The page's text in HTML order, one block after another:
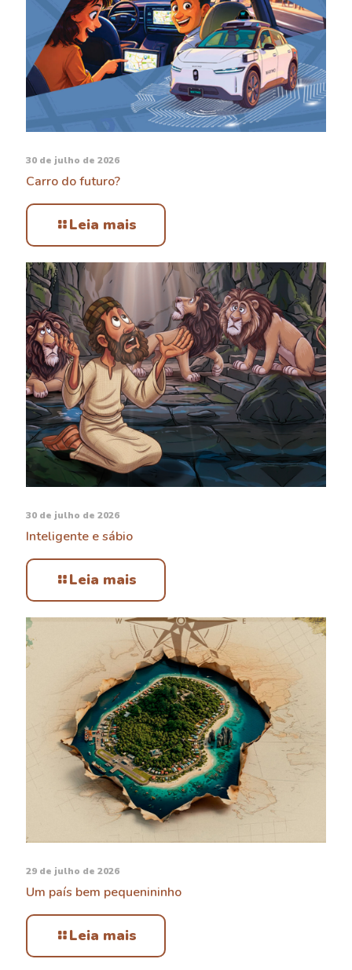
30 de julho de 2026
Carro do futuro?
Leia mais
30 de julho de 2026
Inteligente e sábio
Leia mais
29 de julho de 2026
Um país bem pequenininho
Leia mais